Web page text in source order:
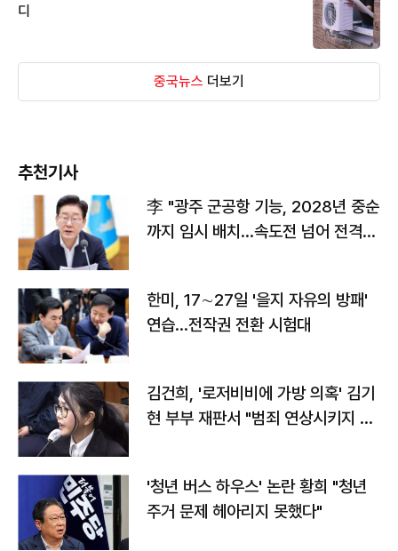
디
중국뉴스 더보기
추천기사
李 "광주 군공항 기능, 2028년 중순
까지 임시 배치…속도전 넘어 전격
한미, 17∼27일 '을지 자유의 방패'
연습…전작권 전환 시험대
김건희, '로저비비에 가방 의혹' 김기
현 부부 재판서 "범죄 연상시키지 말
'청년 버스 하우스' 논란 황희 "청년
주거 문제 헤아리지 못했다"